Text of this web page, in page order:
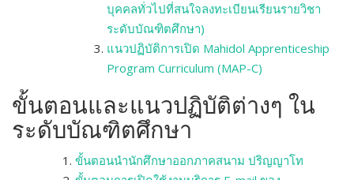
บุคคลทั่วไปที่สนใจลงทะเบียนเรียนรายวิชา
ระดับบัณฑิตศึกษา)
แนวปฏิบัติการเปิด Mahidol Apprenticeship
Program Curriculum (MAP-C)
ขั้นตอนและแนวปฏิบัติต่างๆ ใน
ระดับบัณฑิตศึกษา
ขั้นตอนนำนักศึกษาออกภาคสนาม ปริญญาโท